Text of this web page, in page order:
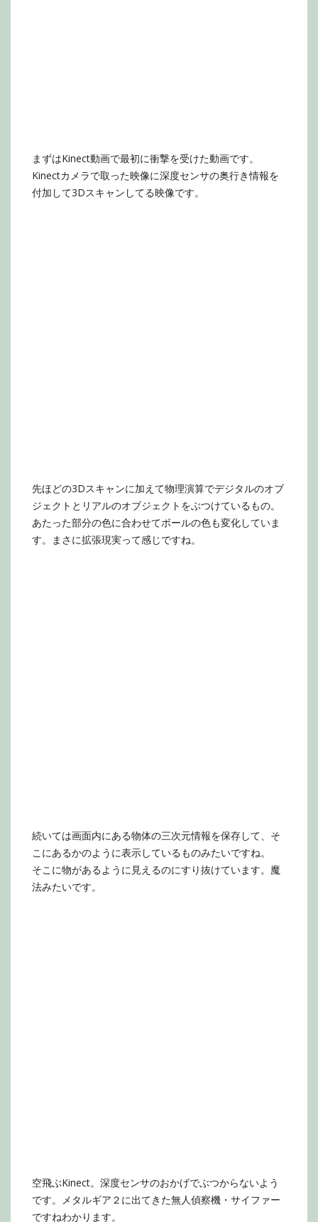
まずはKinect動画で最初に衝撃を受けた動画です。
Kinectカメラで取った映像に深度センサの奥行き情報を
付加して3Dスキャンしてる映像です。
先ほどの3Dスキャンに加えて物理演算でデジタルのオブ
ジェクトとリアルのオブジェクトをぶつけているもの。
あたった部分の色に合わせてボールの色も変化していま
す。まさに拡張現実って感じですね。
続いては画面内にある物体の三次元情報を保存して、そ
こにあるかのように表示しているものみたいですね。
そこに物があるように見えるのにすり抜けています。魔
法みたいです。
空飛ぶKinect。深度センサのおかげでぶつからないよう
です。メタルギア２に出てきた無人偵察機・サイファー
ですねわかります。